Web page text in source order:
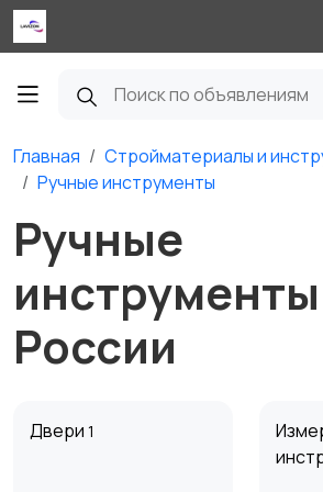
Главная
Стройматериалы и
Ручные инструменты
Ручные
России
Двери 1